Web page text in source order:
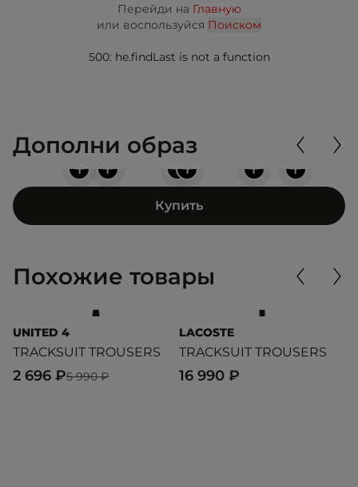
Перейди на Главную
или воспользуйся Поиском
500: he.findLast is not a function
Дополни образ
+
+
+ + +
+
Купить
Похожие товары
UNITED 4
TRACKSUIT TROUSERS
5 990 ₽
2 696 ₽
LACOSTE
TRACKSUIT TROUSERS
16 990 ₽